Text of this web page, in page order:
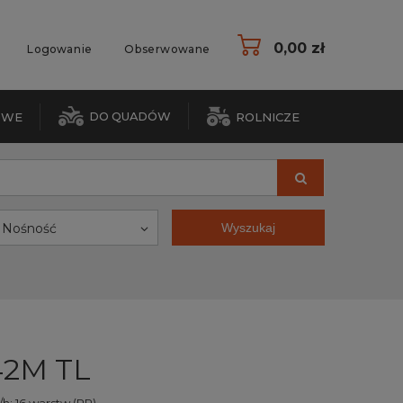
Logowanie Obserwowane 0,00 zł
DO QUADÓW ROLNICZE
Nośność Wyszukaj
TL